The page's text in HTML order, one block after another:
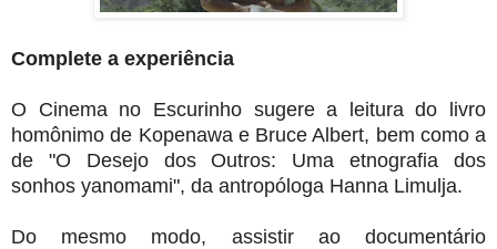
Complete a experiência
O Cinema no Escurinho sugere a leitura do livro
homônimo de Kopenawa e Bruce Albert, bem como a
de "O Desejo dos Outros: Uma etnografia dos
sonhos yanomami", da antropóloga Hanna Limulja.
Do mesmo modo, assistir ao documentário